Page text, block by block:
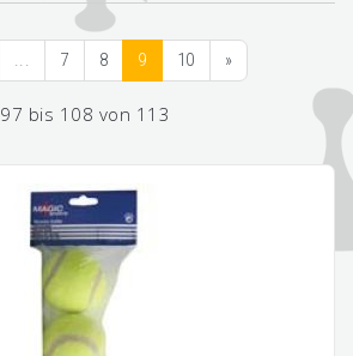
... 7 8 9 10 »
97 bis 108 von 113